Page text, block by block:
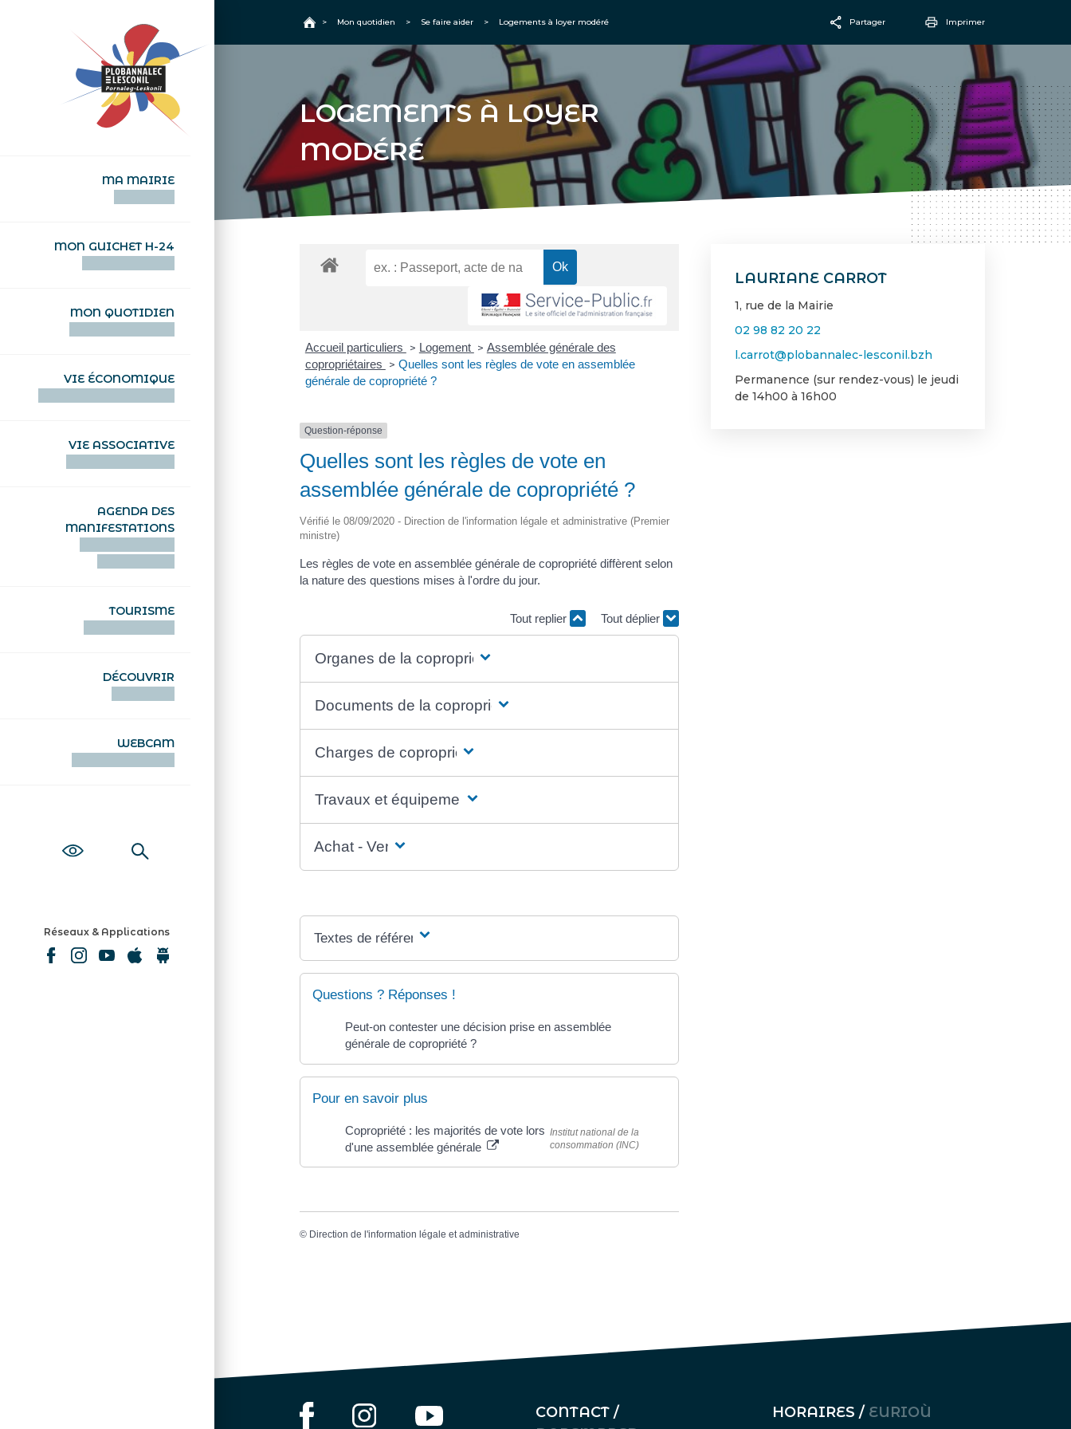
MA MAIRIE
MON GUICHET H-24
MON QUOTIDIEN
VIE ÉCONOMIQUE
VIE ASSOCIATIVE
AGENDA DES
MANIFESTATIONS
TOURISME
DÉCOUVRIR
WEBCAM
Réseaux & Applications
Accueil
> Mon quotidien > Se faire aider > Logements à loyer modéré Partager
Email
Imprimer
LOGEMENTS À LOYER
MODÉRÉ
LAURIANE CARROT
1, rue de la Mairie
02 98 82 20 22
l.carrot@plobannalec-lesconil.bzh
Permanence (sur rendez-vous) le jeudi
de 14h00 à 16h00
Accueil particuliers > Logement > Assemblée générale des
copropriétaires
> Quelles sont les règles de vote en assemblée
générale de copropriété ?
Question-réponse
Quelles sont les règles de vote en
assemblée générale de copropriété ?
Vérifié le 08/09/2020 - Direction de l'information légale et administrative (Premier
ministre)
Les règles de vote en assemblée générale de copropriété diffèrent selon
la nature des questions mises à l'ordre du jour.
Tout replier Tout déplier
Organes de la copropriété
Documents de la copropriété
Charges de copropriété
Travaux et équipements
Achat - Vente
Textes de référence
Questions ? Réponses !
Peut-on contester une décision prise en assemblée
générale de copropriété ?
Pour en savoir plus
Copropriété : les majorités de vote lors
d'une assemblée générale
Institut national de la
consommation (INC)
© Direction de l'information légale et administrative
CONTACT /
HORAIRES / EURIOÙ